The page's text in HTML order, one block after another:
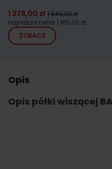
1 278,00 zł 1 649,00 zł
najniższa cena 1 165,00 zł
ZOBACZ
Opis
Opis półki wiszącej